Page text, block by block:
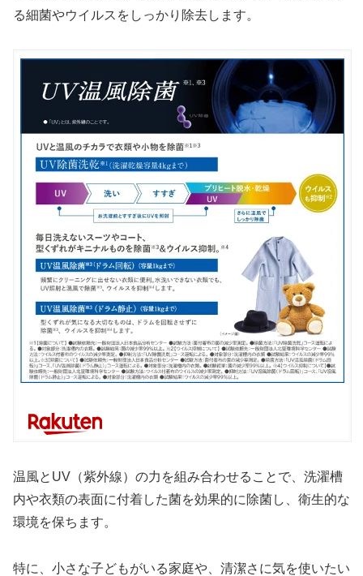
る細菌やウイルスをしっかり除去します。
温風とUV（紫外線）の力を組み合わせることで、洗濯槽
内や衣類の表面に付着した菌を効果的に除菌し、衛生的な
環境を保ちます。
特に、小さな子どもがいる家庭や、清潔さに気を使いたい